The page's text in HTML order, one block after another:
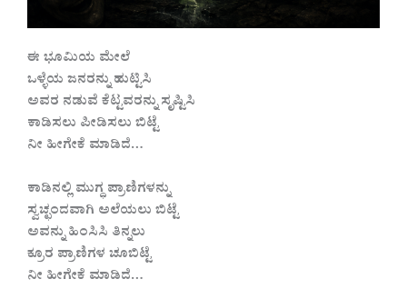
ಈ ಭೂಮಿಯ ಮೇಲೆ
ಒಳ್ಳೆಯ ಜನರನ್ನು ಹುಟ್ಟಿಸಿ
ಅವರ ನಡುವೆ ಕೆಟ್ಟವರನ್ನು ಸೃಷ್ಟಿಸಿ
ಕಾಡಿಸಲು ಪೀಡಿಸಲು ಬಿಟ್ಟೆ
ನೀ ಹೀಗೇಕೆ ಮಾಡಿದೆ…
ಕಾಡಿನಲ್ಲಿ ಮುಗ್ಧ ಪ್ರಾಣಿಗಳನ್ನು
ಸ್ವಚ್ಛಂದವಾಗಿ ಅಲೆಯಲು ಬಿಟ್ಟೆ
ಅವನ್ನು ಹಿಂಸಿಸಿ ತಿನ್ನಲು
ಕ್ರೂರ ಪ್ರಾಣಿಗಳ ಚೂಬಿಟ್ಟೆ
ನೀ ಹೀಗೇಕೆ ಮಾಡಿದೆ…